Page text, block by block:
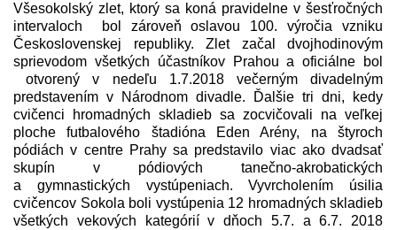
Všesokolský zlet, ktorý sa koná pravidelne v šesťročných
intervaloch bol zároveň oslavou 100. výročia vzniku
Československej republiky. Zlet začal dvojhodinovým
sprievodom všetkých účastníkov Prahou a oficiálne bol
otvorený v nedeľu 1.7.2018 večerným divadelným
predstavením v Národnom divadle. Ďalšie tri dni, kedy
cvičenci hromadných skladieb sa zocvičovali na veľkej
ploche futbalového štadióna Eden Arény, na štyroch
pódiách v centre Prahy sa predstavilo viac ako dvadsať
skupín v pódiových tanečno-akrobatických
a gymnastických vystúpeniach. Vyvrcholením úsilia
cvičencov Sokola boli vystúpenia 12 hromadných skladieb
všetkých vekových kategórií v dňoch 5.7. a 6.7. 2018